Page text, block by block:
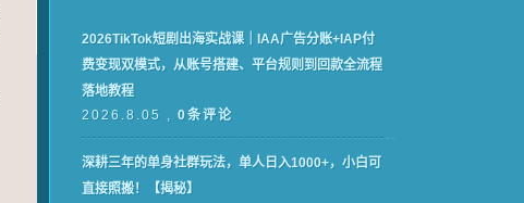
2026TikTok短剧出海实战课｜IAA广告分账+IAP付
费变现双模式，从账号搭建、平台规则到回款全流程
落地教程
2026.8.05 , 0条评论
深耕三年的单身社群玩法，单人日入1000+，小白可
直接照搬！【揭秘】